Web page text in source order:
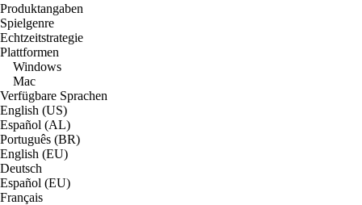
Produktangaben
Spielgenre
Echtzeitstrategie
Plattformen
Windows
Mac
Verfügbare Sprachen
English (US)
Español (AL)
Português (BR)
English (EU)
Deutsch
Español (EU)
Français